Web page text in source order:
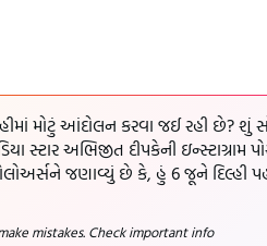
મોટું આંદોલન કરવા જઈ રહી છે?
સ્ટાર અભિજીત દીપકેની
જણાવ્યું છે કે, હું 6 જૂને દિલ્હી
mistakes. Check important info